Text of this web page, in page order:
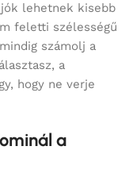
lehetnek kisebb
feletti szélességű
számolj a
a
hogy ne verje
a